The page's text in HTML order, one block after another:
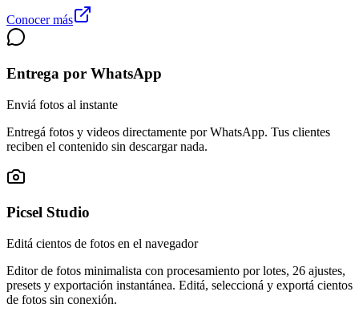
Conocer más
Entrega por WhatsApp
Enviá fotos al instante
Entregá fotos y videos directamente por WhatsApp. Tus clientes
reciben el contenido sin descargar nada.
Picsel Studio
Editá cientos de fotos en el navegador
Editor de fotos minimalista con procesamiento por lotes, 26 ajustes,
presets y exportación instantánea. Editá, seleccioná y exportá cientos
de fotos sin conexión.